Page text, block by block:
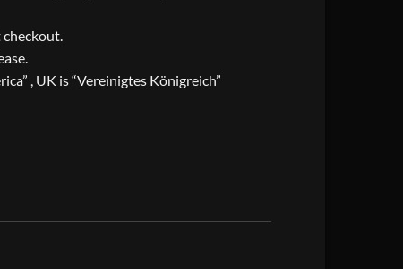
checkout.
, UK is “Vereinigtes Königreich”